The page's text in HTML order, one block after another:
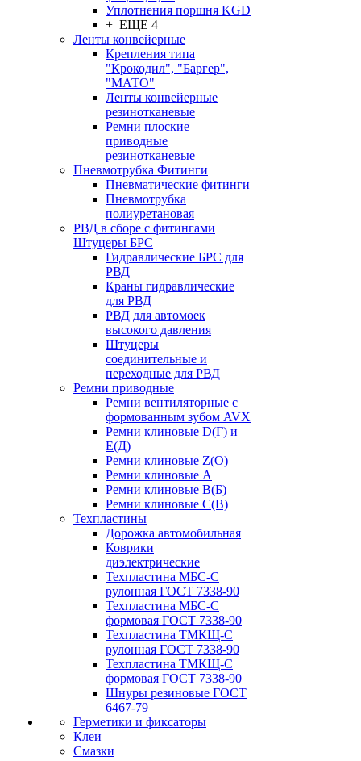
Уплотнения поршня KGD
+ ЕЩЕ 4
Ленты конвейерные
Крепления типа
"Крокодил", "Баргер",
"МАТО"
Ленты конвейерные
резинотканевые
Ремни плоские
приводные
резинотканевые
Пневмотрубка Фитинги
Пневматические фитинги
Пневмотрубка
полиуретановая
РВД в сборе с фитингами
Штуцеры БРС
Гидравлические БРС для
РВД
Краны гидравлические
для РВД
РВД для автомоек
высокого давления
Штуцеры
соединительные и
переходные для РВД
Ремни приводные
Ремни вентиляторные с
формованным зубом AVX
Ремни клиновые D(Г) и
Е(Д)
Ремни клиновые Z(О)
Ремни клиновые А
Ремни клиновые В(Б)
Ремни клиновые С(В)
Техпластины
Дорожка автомобильная
Коврики
диэлектрические
Техпластина МБС-С
рулонная ГОСТ 7338-90
Техпластина МБС-С
формовая ГОСТ 7338-90
Техпластина ТМКЩ-С
рулонная ГОСТ 7338-90
Техпластина ТМКЩ-С
формовая ГОСТ 7338-90
Шнуры резиновые ГОСТ
6467-79
Герметики и фиксаторы
Клеи
Смазки